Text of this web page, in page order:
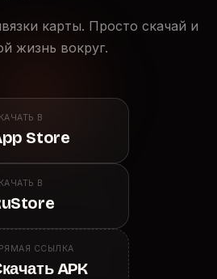
карты. Просто скачай и
жизнь вокруг.
В
Store
В
ССЫЛКА
APK